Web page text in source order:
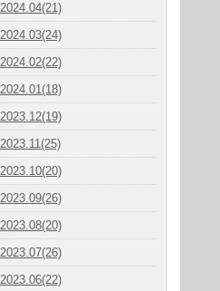
2024.04(21)
2024.03(24)
2024.02(22)
2024.01(18)
2023.12(19)
2023.11(25)
2023.10(20)
2023.09(26)
2023.08(20)
2023.07(26)
2023.06(22)